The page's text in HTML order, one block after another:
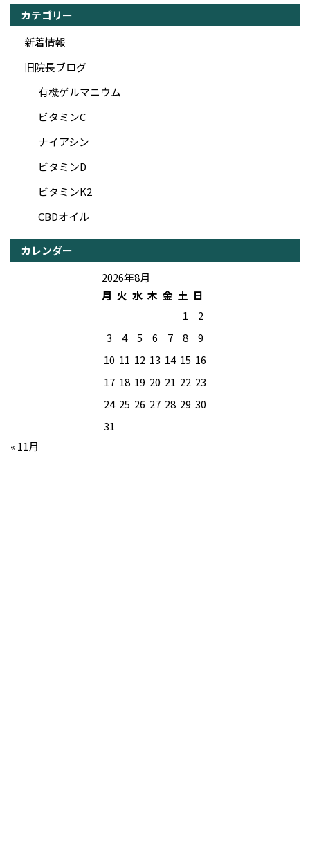
カテゴリー
新着情報
旧院長ブログ
有機ゲルマニウム
ビタミンC
ナイアシン
ビタミンD
ビタミンK2
CBDオイル
カレンダー
2026年8月
月 火 水 木 金 土 日
1
2
3
4 5 6 7 8
9
10 11 12 13 14 15 16
17 18 19 20 21 22 23
24 25 26 27 28 29 30
31
« 11月